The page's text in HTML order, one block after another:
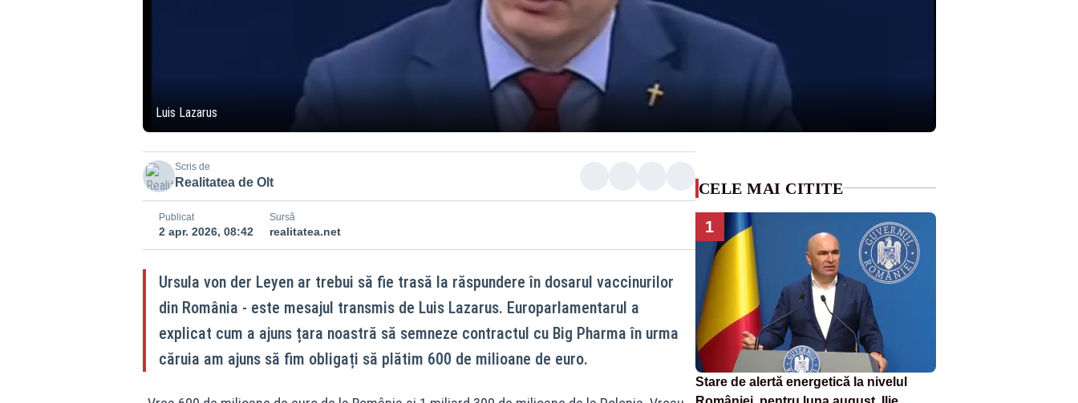
Luis Lazarus
Scris de
Realitatea de Olt
Publicat
2 apr. 2026, 08:42
Sursă
realitatea.net
Ursula von der Leyen ar trebui să fie trasă la răspundere în dosarul vaccinurilor
din România - este mesajul transmis de Luis Lazarus. Europarlamentarul a
explicat cum a ajuns țara noastră să semneze contractul cu Big Pharma în urma
căruia am ajuns să fim obligați să plătim 600 de milioane de euro.
CELE MAI CITITE
1
Stare de alertă energetică la nivelul